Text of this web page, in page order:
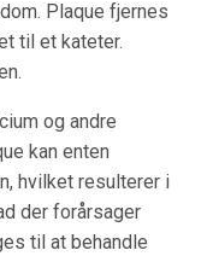
Plaque fjernes
til et kateter.
og andre
kan enten
hvilket resulterer i
der forårsager
til at behandle